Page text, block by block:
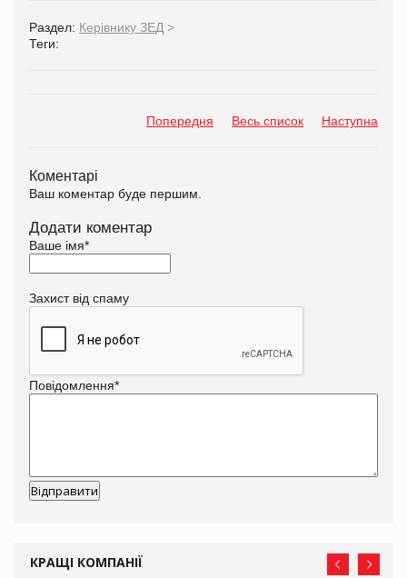
Раздел: Керівнику ЗЕД >
Теги:
Попередня Весь список Наступна
Коментарі
Ваш коментар буде першим.
Додати коментар
Ваше імя*
Захист від спаму
Повідомлення*
КРАЩІ КОМПАНІЇ